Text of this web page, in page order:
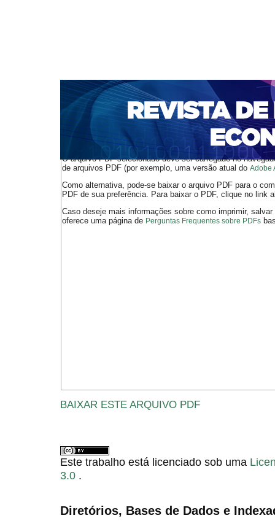
CAPA SOBRE ACESSO CADASTRO
NOTÍCIAS
PORTAL DE REVISTAS DA UNIFACS
BASES DE DADOS E INDEXADORES
Capa Ano XXI - V. 1 - N. 42 - Abril de 2019 > Juraszek
O arquivo PDF selecionado deve ser carregado no
de arquivos PDF (por exemplo, uma versão atual do Adobe
Como alternativa, pode-se baixar o arquivo PDF para o
PDF de sua preferência. Para baixar o PDF, clique no link
Caso deseje mais informações sobre como imprimir,
oferece uma página de Perguntas Frequentes sobre PDFs
BAIXAR ESTE ARQUIVO PDF
Este trabalho está licenciado sob uma
3.0 .
Diretórios, Bases de Dados e